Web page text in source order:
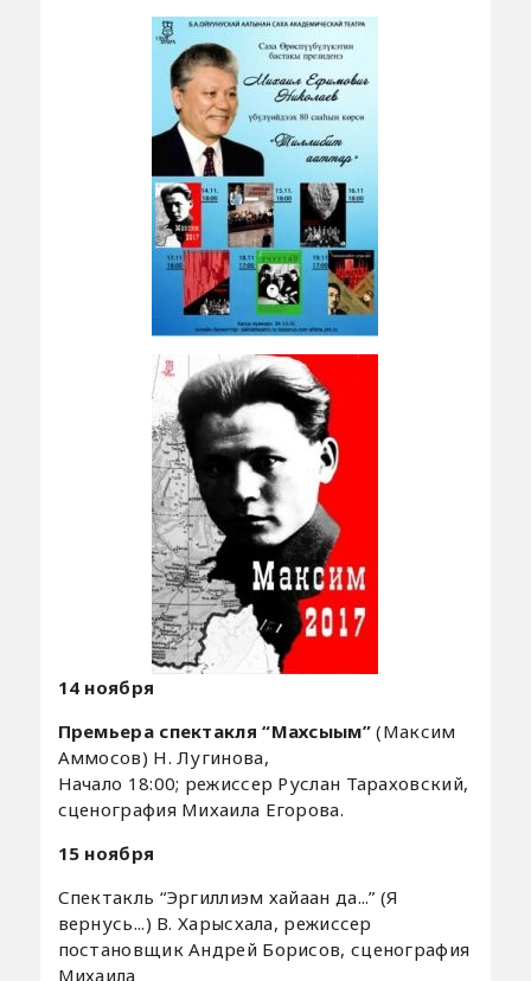
14 ноября
Премьера спектакля “Махсыым” (Максим
Аммосов) Н. Лугинова,
Начало 18:00; режиссер Руслан Тараховский,
сценография Михаила Егорова.
15 ноября
Спектакль “Эргиллиэм хайаан да...” (Я
вернусь...) В. Харысхала, режиссер
постановщик Андрей Борисов, сценография
Михаила